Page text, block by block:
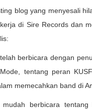
blog yang menyesali
di Sire Records dan
berbicara dengan
tentang peran
memecahkan band di
berbicara